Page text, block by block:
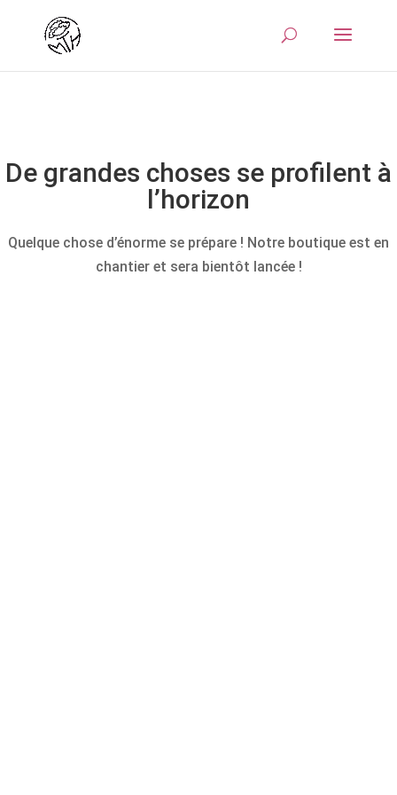
De grandes choses se profilent à
l’horizon
Quelque chose d’énorme se prépare ! Notre boutique est en
chantier et sera bientôt lancée !